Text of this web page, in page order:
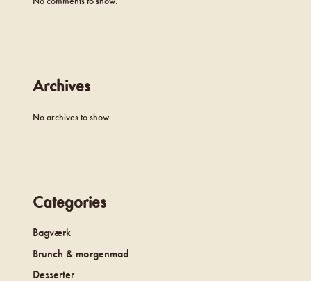
Archives
No archives to show.
Categories
Bagværk
Brunch & morgenmad
Desserter